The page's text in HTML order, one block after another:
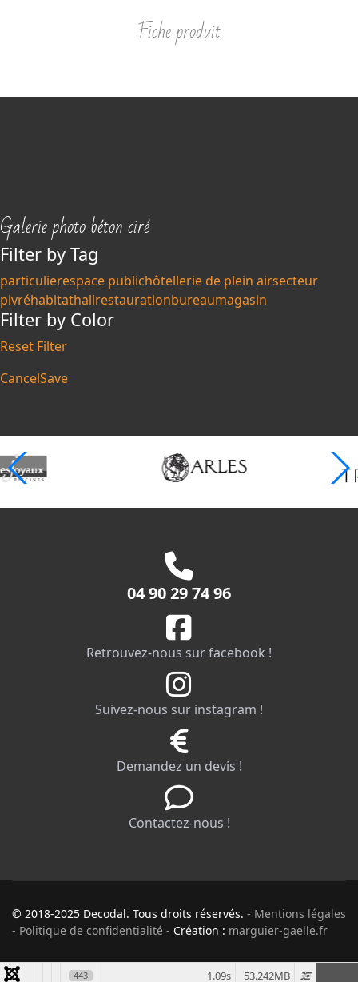
Fiche produit
Galerie photo béton ciré
Filter by Tag
particulierespace publichôtellerie de plein airsecteur
pivréhabitathallrestaurationbureaumagasin
Filter by Color
Reset Filter
CancelSave
04 90 29 74 96
Retrouvez-nous sur facebook !
Suivez-nous sur instagram !
Demandez un devis !
Contactez-nous !
© 2018-2025 Decodal. Tous droits réservés. - Mentions légales
- Politique de confidentialité - Création : marguier-gaelle.fr
443 53.242MB
1.09s